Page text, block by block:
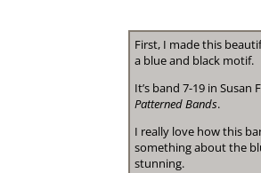
First, I made this
a blue and black motif.
It’s band 7-19 in Susan
Patterned Bands.
I really love how this
something about the
stunning.